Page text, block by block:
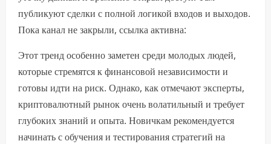
публикуют сделки с полной логикой входов и выходов.
Пока канал не закрыли, ссылка активна:
Этот тренд особенно заметен среди молодых людей,
которые стремятся к финансовой независимости и
готовы идти на риск. Однако, как отмечают эксперты,
криптовалютный рынок очень волатильный и требует
глубоких знаний и опыта. Новичкам рекомендуется
начинать с обучения и тестирования стратегий на